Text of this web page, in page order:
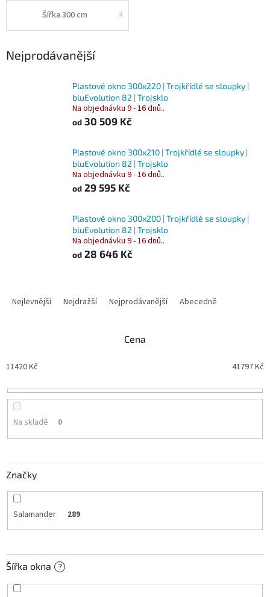
Šířka 300 cm
Nejprodávanější
Plastové okno 300x220 | Trojkřídlé se sloupky |
bluEvolution 82 | Trojsklo
Na objednávku 9 - 16 dnů..
od 30 509 Kč
Plastové okno 300x210 | Trojkřídlé se sloupky |
bluEvolution 82 | Trojsklo
Na objednávku 9 - 16 dnů..
od 29 595 Kč
Plastové okno 300x200 | Trojkřídlé se sloupky |
bluEvolution 82 | Trojsklo
Na objednávku 9 - 16 dnů..
od 28 646 Kč
p
o
ů
Nejlevnější Nejdražší Nejprodávanější Abecedně
Cena
11420Kč 41797Kč
Na skladě 0
Značky
Salamander 289
Šířka okna ?